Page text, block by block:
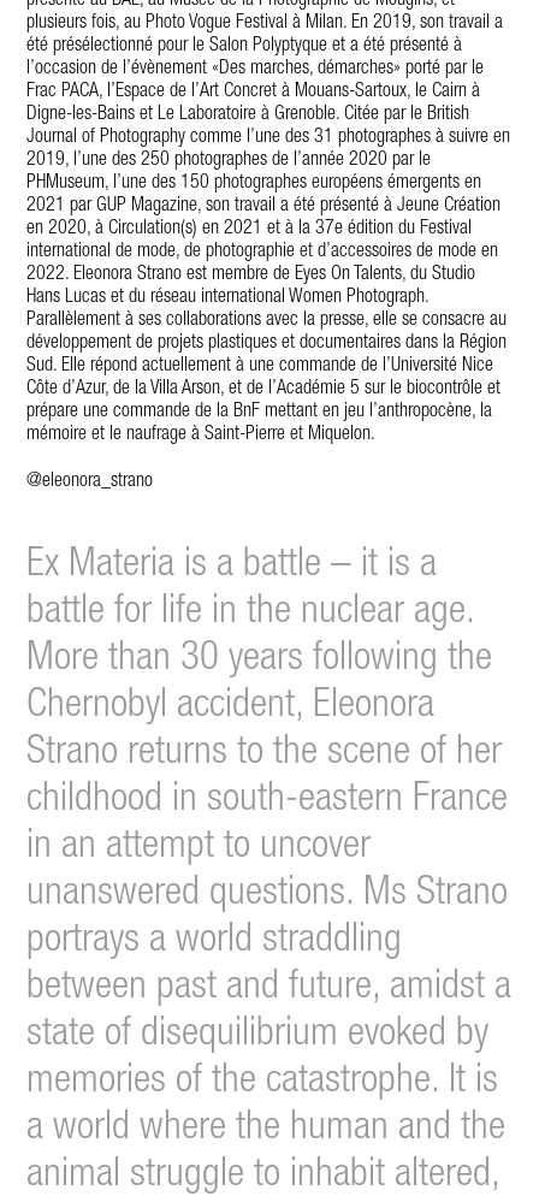
plusieurs fois, au Photo Vogue Festival à Milan. En 2019, son travail a
été présélectionné pour le Salon Polyptyque et a été présenté à
l’occasion de l’évènement «Des marches, démarches» porté par le
Frac PACA, l’Espace de l’Art Concret à Mouans-Sartoux, le Cairn à
Digne-les-Bains et Le Laboratoire à Grenoble. Citée par le British
Journal of Photography comme l’une des 31 photographes à suivre en
2019, l’une des 250 photographes de l’année 2020 par le
PHMuseum, l’une des 150 photographes européens émergents en
2021 par GUP Magazine, son travail a été présenté à Jeune Création
en 2020, à Circulation(s) en 2021 et à la 37e édition du Festival
international de mode, de photographie et d’accessoires de mode en
2022. Eleonora Strano est membre de Eyes On Talents, du Studio
Hans Lucas et du réseau international Women Photograph.
Parallèlement à ses collaborations avec la presse, elle se consacre au
développement de projets plastiques et documentaires dans la Région
Sud. Elle répond actuellement à une commande de l’Université Nice
Côte d’Azur, de la Villa Arson, et de l’Académie 5 sur le biocontrôle et
prépare une commande de la BnF mettant en jeu l’anthropocène, la
mémoire et le naufrage à Saint-Pierre et Miquelon.
@eleonora_strano
Ex Materia is a battle – it is a
battle for life in the nuclear age.
More than 30 years following the
Chernobyl accident, Eleonora
Strano returns to the scene of her
childhood in south-eastern France
in an attempt to uncover
unanswered questions. Ms Strano
portrays a world straddling
between past and future, amidst a
state of disequilibrium evoked by
memories of the catastrophe. It is
a world where the human and the
animal struggle to inhabit altered,